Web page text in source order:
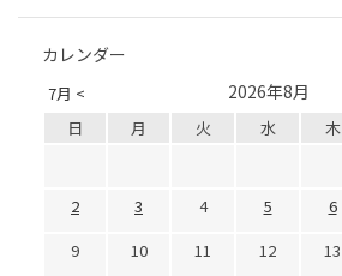
カレンダー
7月 < 2026年8月
日 月 火 水 木
2
3 4 5 6
9
10 11 12 13